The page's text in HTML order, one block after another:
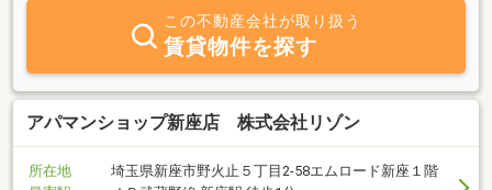
ンになっていただけるお客様を「大切に大切に」がモットーです。
なんでも相談できるアットホームな会社を目指していますので、ご
この不動産会社が取り扱う
賃貸物件を探す
アパマンショップ新座店 株式会社リゾン
所在地
埼玉県新座市野火止５丁目2-58エムロード新座１階